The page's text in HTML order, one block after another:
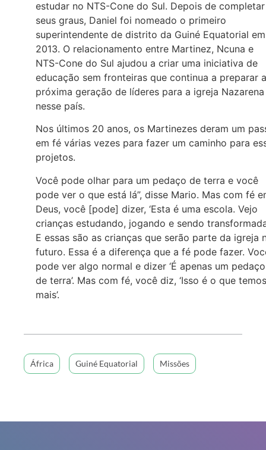
estudar no NTS-Cone do Sul. Depois de completar
seus graus, Daniel foi nomeado o primeiro
superintendente de distrito da Guiné Equatorial em
2013. O relacionamento entre Martinez, Ncuna e
NTS-Cone do Sul ajudou a criar uma iniciativa de
educação sem fronteiras que continua a preparar a
próxima geração de líderes para a igreja Nazarena
nesse país.
Nos últimos 20 anos, os Martinezes deram um
em fé várias vezes para fazer um caminho para
projetos.
Você pode olhar para um pedaço de terra e você
pode ver o que está lá”, disse Mario. Mas com fé
Deus, você [pode] dizer, ‘Esta é uma escola. Vejo
crianças estudando, jogando e sendo
E essas são as crianças que serão parte da igreja
futuro. Essa é a diferença que a fé pode fazer.
pode ver algo normal e dizer ‘É apenas um pedaço
de terra’. Mas com fé, você diz, ‘Isso é o que
mais’.
África Guiné Equatorial Missões